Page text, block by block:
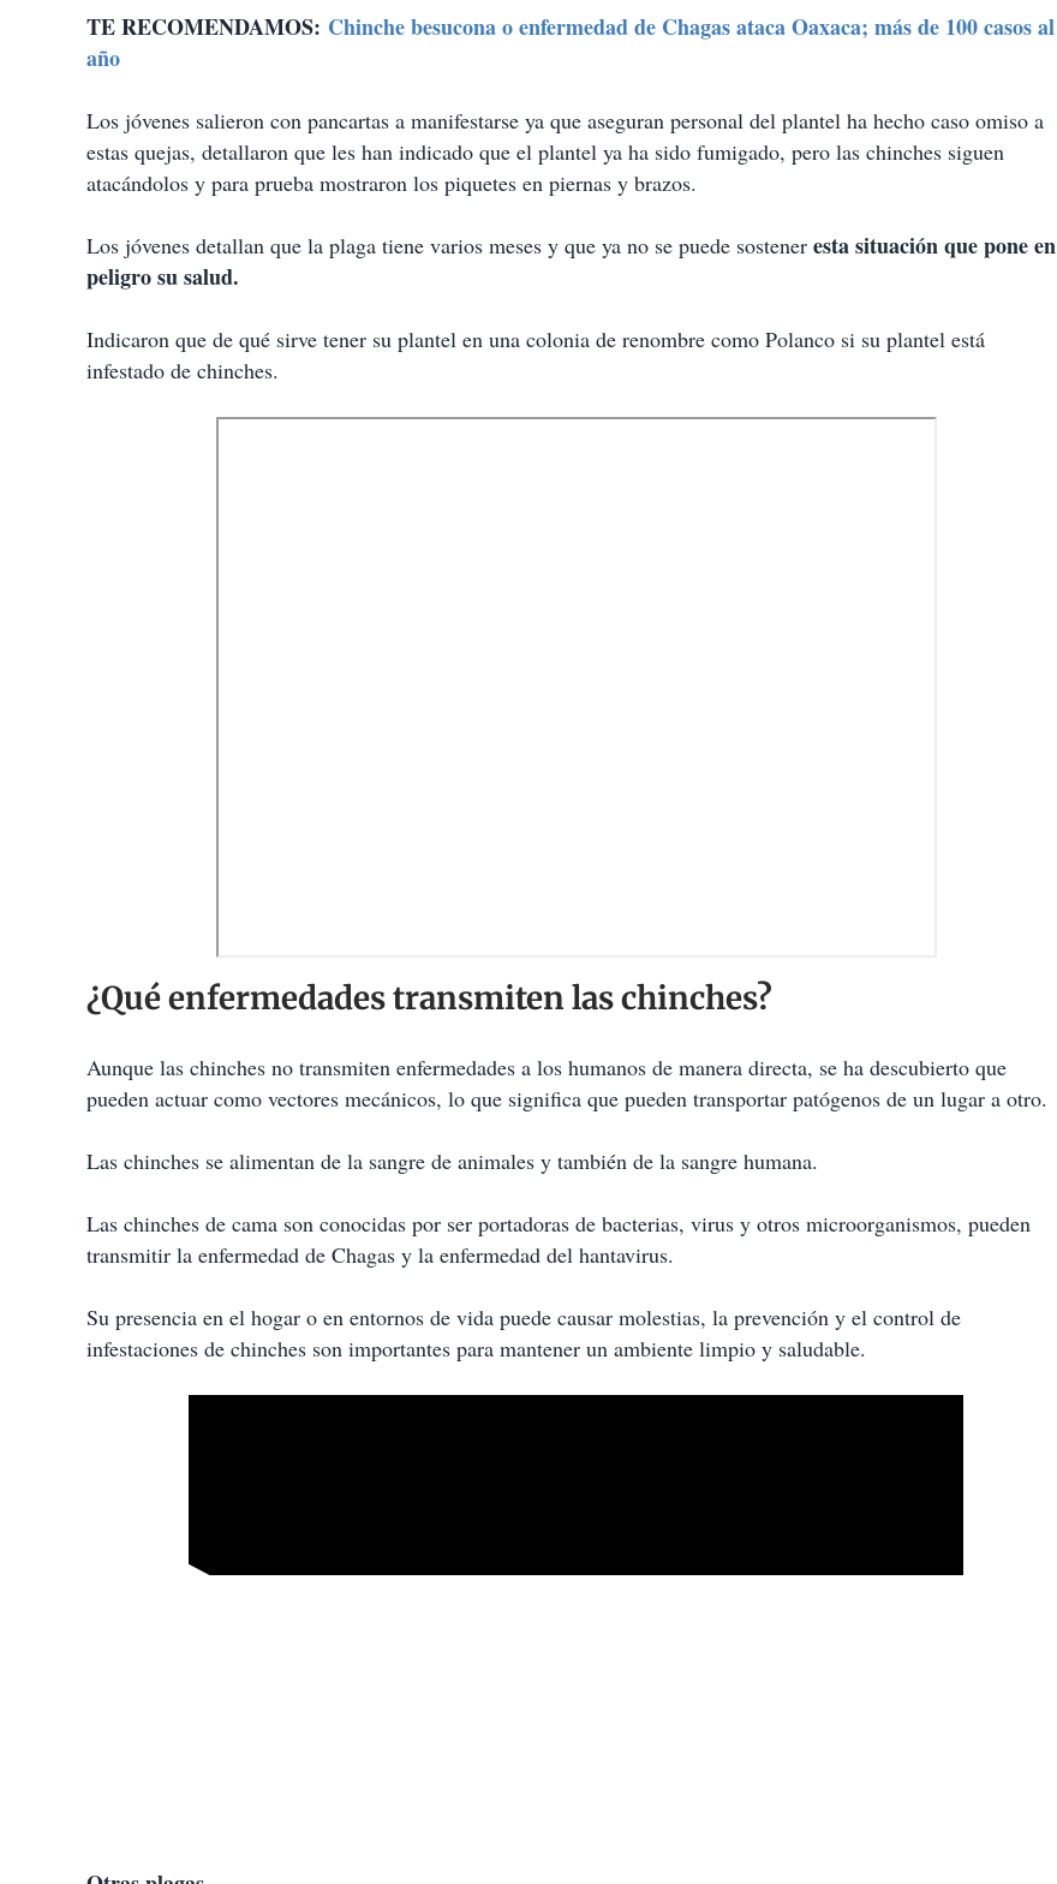
TE RECOMENDAMOS: Chinche besucona o enfermedad de Chagas ataca Oaxaca; más de 100 casos al
año
Los jóvenes salieron con pancartas a manifestarse ya que aseguran personal del plantel ha hecho caso omiso a
estas quejas, detallaron que les han indicado que el plantel ya ha sido fumigado, pero las chinches siguen
atacándolos y para prueba mostraron los piquetes en piernas y brazos.
Los jóvenes detallan que la plaga tiene varios meses y que ya no se puede sostener esta situación que pone en
peligro su salud.
Indicaron que de qué sirve tener su plantel en una colonia de renombre como Polanco si su plantel está
infestado de chinches.
¿Qué enfermedades transmiten las chinches?
Aunque las chinches no transmiten enfermedades a los humanos de manera directa, se ha descubierto que
pueden actuar como vectores mecánicos, lo que significa que pueden transportar patógenos de un lugar a otro.
Las chinches se alimentan de la sangre de animales y también de la sangre humana.
Las chinches de cama son conocidas por ser portadoras de bacterias, virus y otros microorganismos, pueden
transmitir la enfermedad de Chagas y la enfermedad del hantavirus.
Su presencia en el hogar o en entornos de vida puede causar molestias, la prevención y el control de
infestaciones de chinches son importantes para mantener un ambiente limpio y saludable.